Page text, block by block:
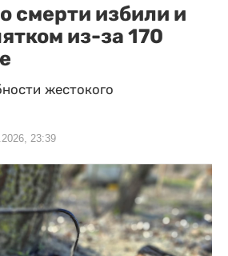
смерти избили и
из-за 170
жестокого
23:39